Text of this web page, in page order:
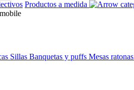
Productos a medida
Sillas Banquetas y puffs Mesas ratonas